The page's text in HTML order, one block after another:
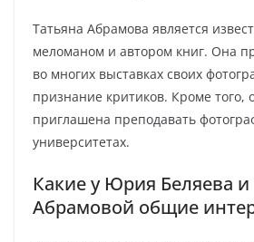
Татьяна Абрамова является
меломаном и автором книг. Она
во многих выставках своих
признание критиков. Кроме того,
приглашена преподавать
университетах.
Какие у Юрия Беляева
Абрамовой общие